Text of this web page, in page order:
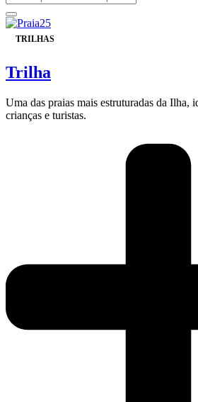
TRILHAS
Trilha
Uma das praias mais estruturadas da Ilha,
crianças e turistas.